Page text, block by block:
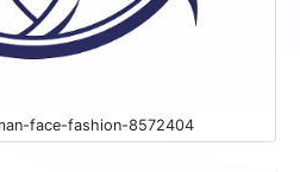
face-fashion-8572404